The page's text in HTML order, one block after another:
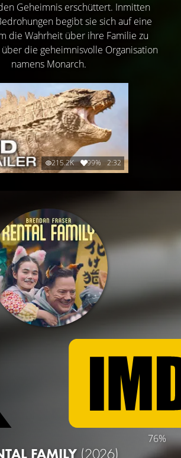
Geheimnis erschüttert. Inmitten
begibt sie sich auf eine
die Wahrheit über ihre Familie zu
die geheimnisvolle Organisation
namens Monarch.
215.2K 99% 2:32
76%
FAMILY (2026)